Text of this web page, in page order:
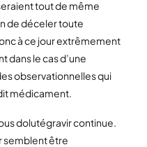
tout de même
de déceler toute
à ce jour extrêmement
dans le cas d’une
observationnelles qui
médicament.
dolutégravir continue.
semblent être